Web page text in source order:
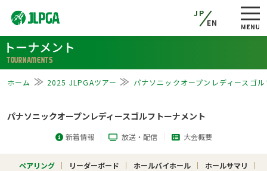
JP
EN
トーナメント
TOURNAMENTS
ホーム 2025 JLPGAツアー パナソニックオープンレディースゴ
パナソニックオープンレディースゴルフトーナメント
新着情報 放送・配信 大会概要
ペアリング リーダーボード ホールバイホール
ホールサマリ